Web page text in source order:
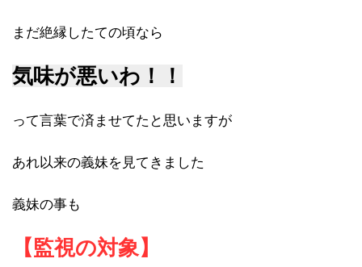
まだ絶縁したての頃なら
気味が悪いわ！！
って言葉で済ませてたと思いますが
あれ以来の義妹を見てきました
義妹の事も
【監視の対象】